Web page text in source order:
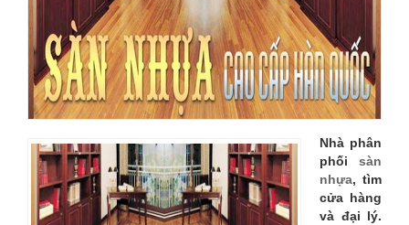
CỬA
HÀNG
ĐẠI
LÝ
Nhà phân
phối sàn
nhựa, tìm
cửa hàng
và đại lý.